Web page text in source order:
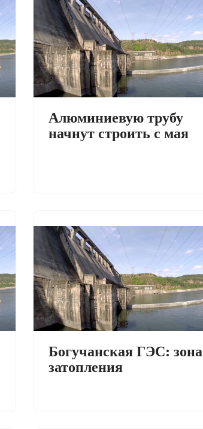
Алюминиевую трубу
начнут строить с мая
Богучанская ГЭС: зона
затопления